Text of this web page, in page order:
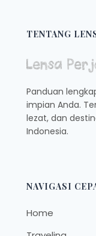
TENTANG
Panduan
impian Anda.
lezat, dan
Indonesia.
NAVIGASI
Home